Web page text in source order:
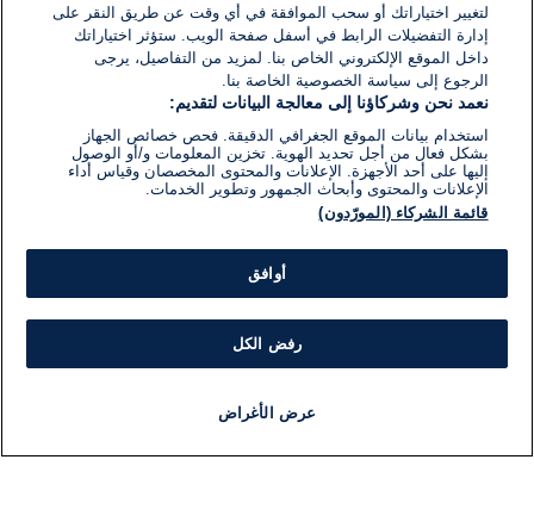
لتغيير اختياراتك أو سحب الموافقة في أي وقت عن طريق النقر على
إدارة التفضيلات الرابط في أسفل صفحة الويب. ستؤثر اختياراتك
داخل الموقع الإلكتروني الخاص بنا. لمزيد من التفاصيل، يرجى
الرجوع إلى سياسة الخصوصية الخاصة بنا.
نعمد نحن وشركاؤنا إلى معالجة البيانات لتقديم:
استخدام بيانات الموقع الجغرافي الدقيقة. فحص خصائص الجهاز
بشكل فعال من أجل تحديد الهوية. تخزين المعلومات و/أو الوصول
إليها على أحد الأجهزة. الإعلانات والمحتوى المخصصان وقياس أداء
الإعلانات والمحتوى وأبحاث الجمهور وتطوير الخدمات.
قائمة الشركاء (المورّدون)
أوافق
رفض الكل
عرض الأغراض